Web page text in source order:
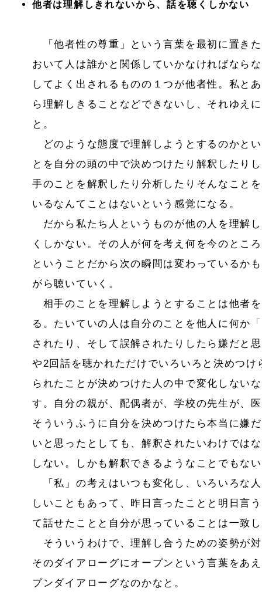
他者は理解しきれないから、話を聴くしかない
「他者性の尊重」という言葉を最初に置き
おいて人は誰かと関係していかなければなら
してよく出されるものの１つが他者性。私と
ら理解しきることなどできないし、それゆえ
と。
どのような態度で理解しようとするのかと
とを自分の頭の中で決めつけたり解釈したり
手のことを解釈したり分析したりそんなこと
いるなんてことはないという感覚になる。
だから私たち人というものが他の人を理解
くしかない。その人が何を考え何を今のとこ
ということだから次の瞬間は変わっているか
がら聴いていく。
相手のことを理解しようとすることは他者
る。たいていの人は自分のことを他人に何か
されたり、そして誤解されたりしたら嫌だと
や2回話を聴かれただけでいろいろと決めつ
られたことが決めつけた人の中で変化しない
す。自分の親が、配偶者が、学校の先生が、
そういうふうに自分を決めつけたら本当に嫌
いと思ったとしても、解釈されたいわけでは
しない。しかも解釈できるようなことでもな
「私」の考えはいつも変化し、いろいろな
しいこともあって、昨日言ったことと明日言
て話せたことと自分が思っていることは一致
そういうわけで、理解し合うための姿勢が
そのダイアローグにオープンという言葉をあ
プンダイアローグなのかなと。